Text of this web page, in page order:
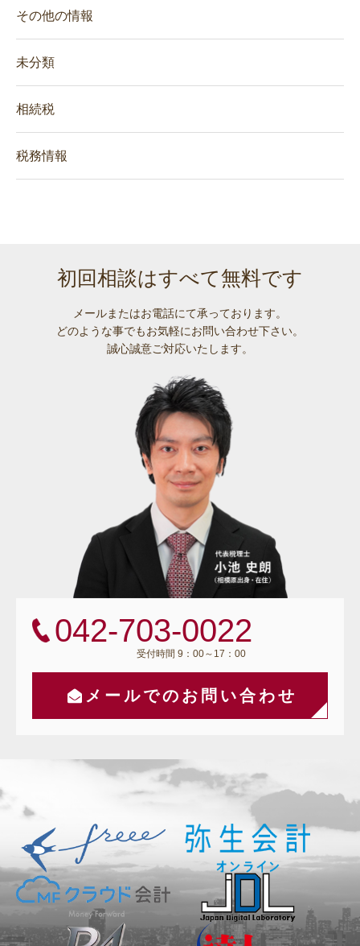
その他の情報
未分類
相続税
税務情報
初回相談はすべて無料です
メールまたはお電話にて承っております。
どのような事でもお気軽にお問い合わせ下さい。
誠心誠意ご対応いたします。
042-703-0022
受付時間 9：00～17：00
メールでのお問い合わせ